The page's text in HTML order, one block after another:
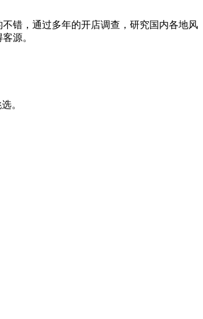
错，通过多年的开店调查，研究国内各地风
源。
。